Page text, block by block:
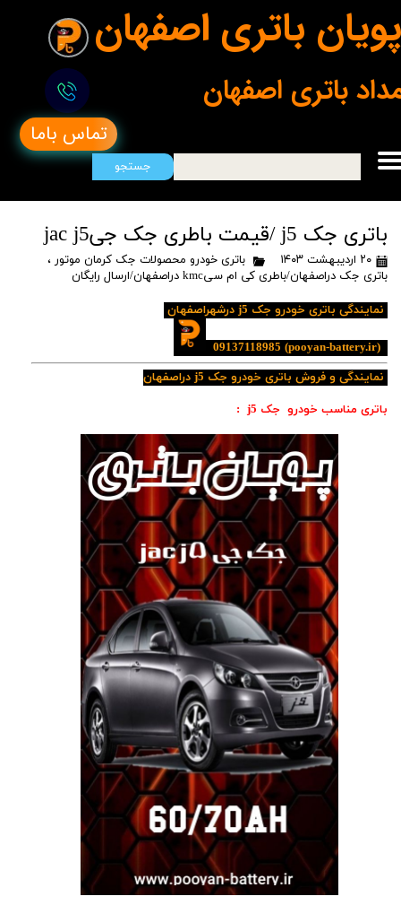
پویان باتری اصفهان
تماس باما
جستجو
باتری اصفهان
باتری جک j5 /قیمت باطری جک جیjac j5
۲۰ اردیبهشت ۱۴۰۳ باتری خودرو محصولات جک کرمان موتور ،
باتری جک دراصفهان/باطری کی ام سیkmc دراصفهان/ارسال رایگان
نمایندگی باتری خودرو جک j5 درشهراصفهان
(pooyan-battery.ir)
09137118985
نمایندگی و فروش باتری خودرو جک j5 دراصفهان
باتری مناسب خودرو جک j5 :